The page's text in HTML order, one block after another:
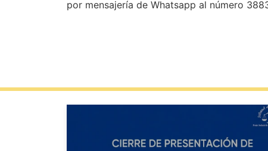
por mensajería de Whatsapp al número